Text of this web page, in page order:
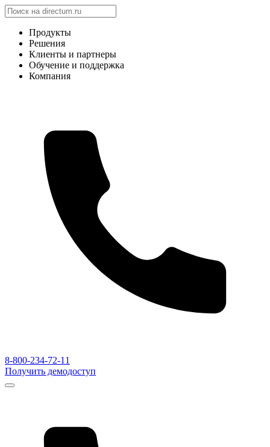
Продукты
Решения
Клиенты и партнеры
Обучение и поддержка
Компания
8-800-234-72-11
Получить демодоступ